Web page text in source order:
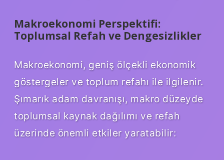
Makroekonomi Perspektifi:
Toplumsal Refah ve Dengesizlikler
Makroekonomi, geniş ölçekli ekonomik
göstergeler ve toplum refahı ile ilgilenir.
Şımarık adam davranışı, makro düzeyde
toplumsal kaynak dağılımı ve refah
üzerinde önemli etkiler yaratabilir: